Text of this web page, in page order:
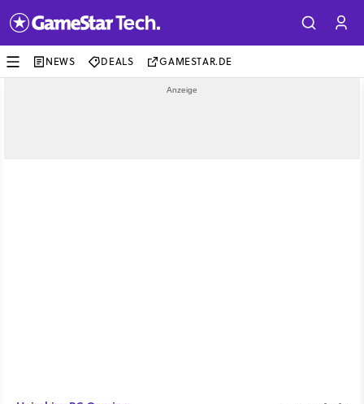
NEWS DEALS GAMESTAR.DE